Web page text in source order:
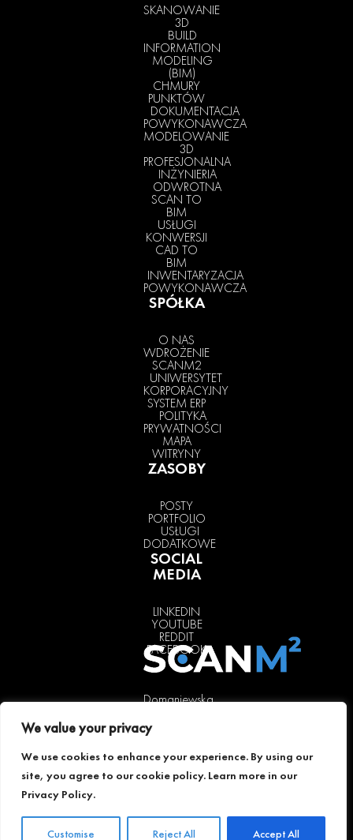
We value your privacy
We use cookies to enhance your experience. By using our
site, you agree to our cookie policy. Learn more in our
Privacy Policy.
Customise Reject All Accept All
SKANOWANIE
3D
BUILD
INFORMATION
MODELING
(BIM)
CHMURY
PUNKTÓW
DOKUMENTACJA
POWYKONAWCZA
MODELOWANIE
3D
PROFESJONALNA
INŻYNIERIA
ODWROTNA
SCAN TO
BIM
USŁUGI
KONWERSJI
CAD TO
BIM
INWENTARYZACJA
POWYKONAWCZA
SPÓŁKA
O NAS
WDROŻENIE
SCANM2
UNIWERSYTET
KORPORACYJNY
SYSTEM ERP
POLITYKA
PRYWATNOŚCI
MAPA
WITRYNY
ZASOBY
POSTY
PORTFOLIO
USŁUGI
DODATKOWE
SOCIAL
MEDIA
LINKEDIN
YOUTUBE
REDDIT
FACEBOOK
Domaniewska
02-672
Poland
+48 511 241
warsaw@scanm2.com